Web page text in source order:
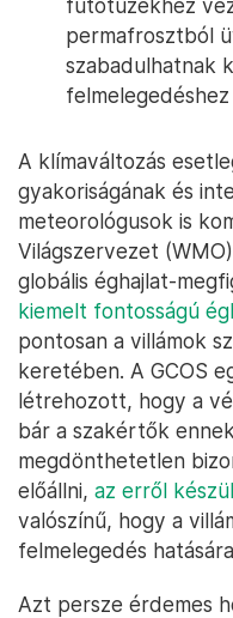
permafrosztból
szabadulhatnak
A klímaváltozás
gyakoriságának és
meteorológusok is
Világszervezet
globális éghajlat-
kiemelt fontosságú
pontosan a villámok
keretében. A GCOS
létrehozott, hogy a
bár a szakértők
megdönthetetlen
előállni, az erről
valószínű, hogy a
felmelegedés
Azt persze érdemes